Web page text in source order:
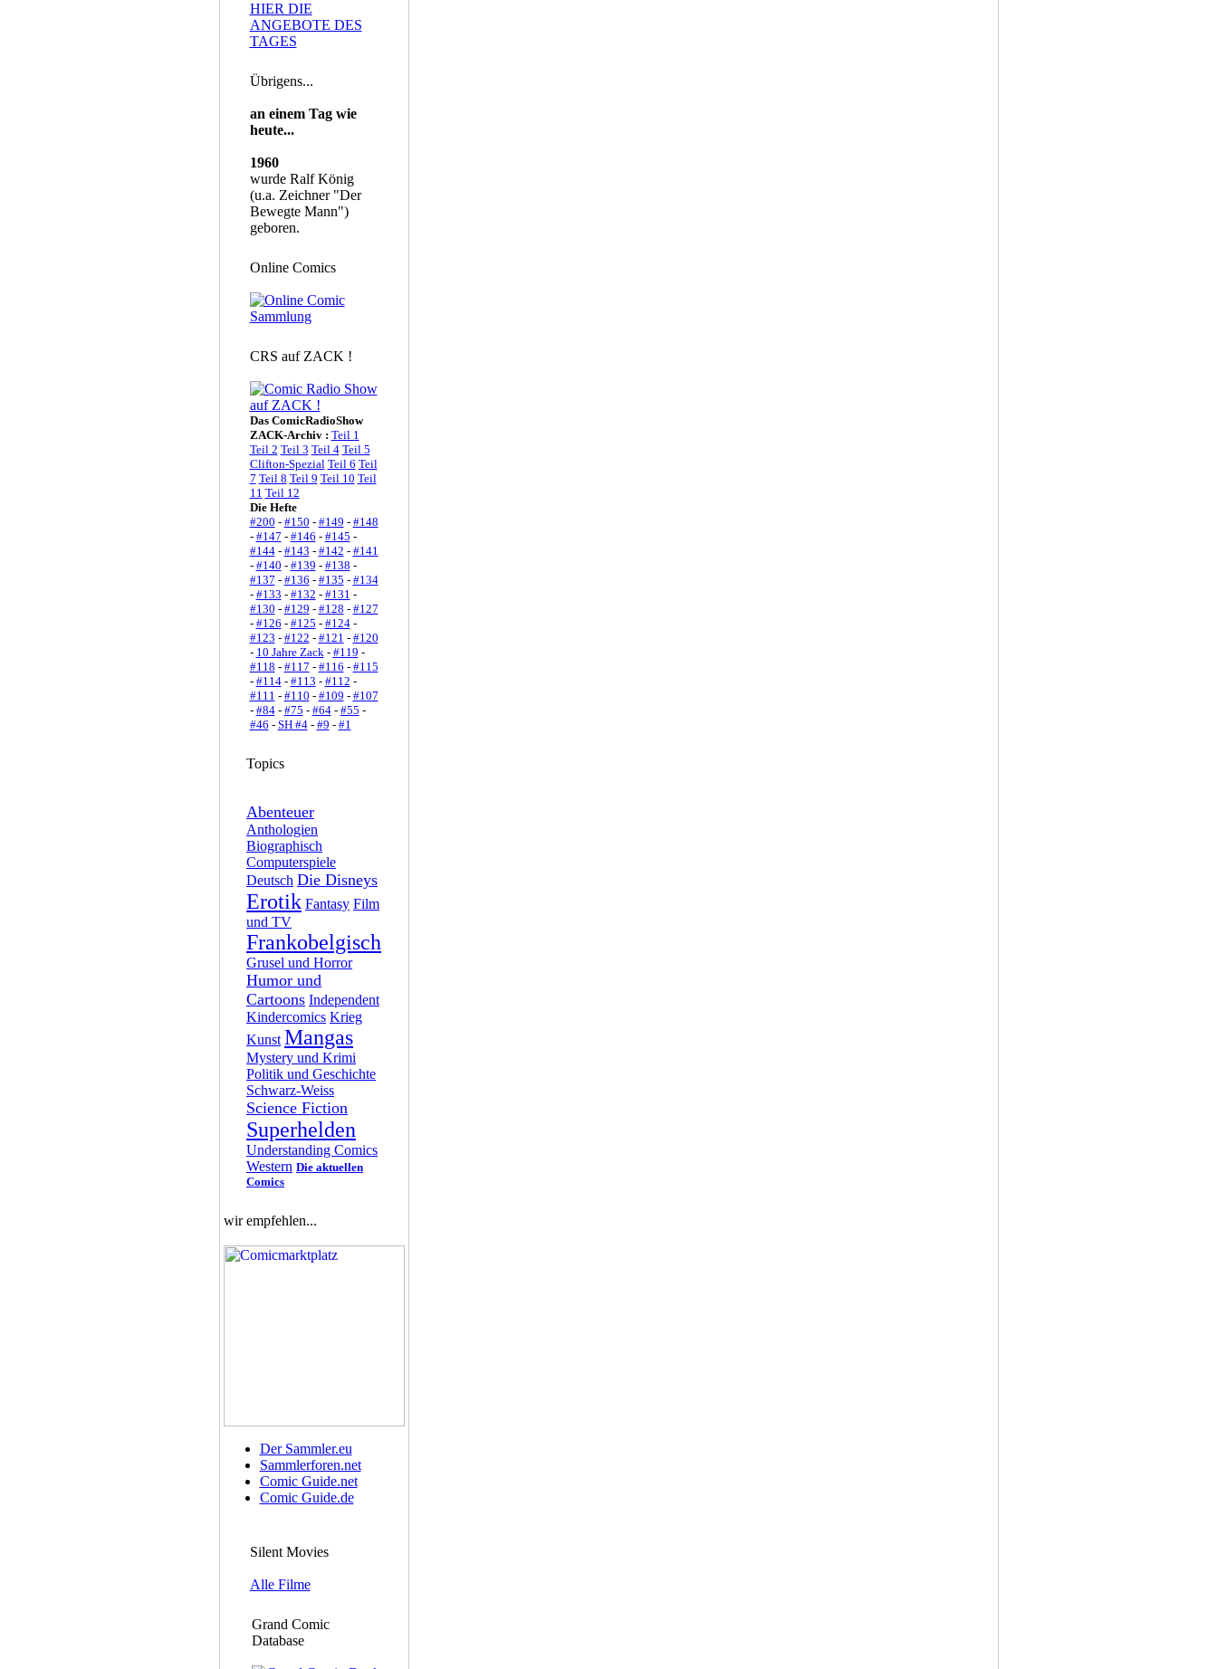
HIER DIE
ANGEBOTE DES
TAGES
Übrigens...
an einem Tag wie
heute...
1960
wurde Ralf König
(u.a. Zeichner "Der
Bewegte Mann")
geboren.
Online Comics
CRS auf ZACK !
Das ComicRadioShow
ZACK-Archiv : Teil 1
Teil 2 Teil 3 Teil 4 Teil 5
Clifton-Spezial Teil 6 Teil
7 Teil 8 Teil 9 Teil 10 Teil
11 Teil 12
Die Hefte
#200 - #150 - #149 - #148
- #147 - #146 - #145 -
#144- #143 - #142 - #141
- #140 - #139 - #138 -
#137 - #136 - #135 - #134
- #133 - #132 - #131 -
#130 - #129 - #128 - #127
- #126 - #125 - #124-
#123 - #122 - #121 - #120
- 10 Jahre Zack- #119 -
#118 - #117 - #116 - #115
- #114- #113 - #112 -
#111 - #110 - #109 - #107
- #84- #75 - #64- #55 -
#46 - SH #4- #9 - #1
Topics
Abenteuer
Anthologien
Biographisch
Computerspiele
Deutsch Die Disneys
Erotik Fantasy Film
und TV
Frankobelgisch
Grusel und Horror
Humor und
Cartoons Independent
Kindercomics Krieg
Kunst Mangas
Mystery und Krimi
Politik und Geschichte
Schwarz-Weiss
Science Fiction
Superhelden
Understanding Comics
Western Die aktuellen
Comics
wir empfehlen...
Der Sammler.eu
Sammlerforen.net
Comic Guide.net
Comic Guide.de
Silent Movies
Alle Filme
Grand Comic
Database